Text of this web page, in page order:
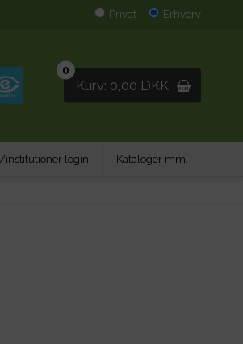
0
Kurv: 0,00 DKK
Privat Erhverv
institutioner login Kataloger mm.